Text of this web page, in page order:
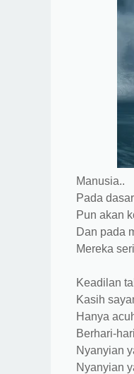
Manusia..
Pada
Pun akan
Dan pada
Mereka
Keadilan
Kasih
Hanya
Berhari-
Nyanyian
Nyanyian